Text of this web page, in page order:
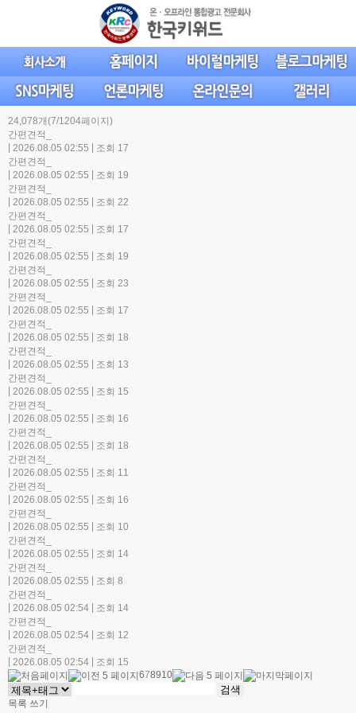
24,078개(7/1204페이지)
간편견적_
| 2026.08.05 02:55 | 조회 17
간편견적_
| 2026.08.05 02:55 | 조회 19
간편견적_
| 2026.08.05 02:55 | 조회 22
간편견적_
| 2026.08.05 02:55 | 조회 17
간편견적_
| 2026.08.05 02:55 | 조회 19
간편견적_
| 2026.08.05 02:55 | 조회 23
간편견적_
| 2026.08.05 02:55 | 조회 17
간편견적_
| 2026.08.05 02:55 | 조회 18
간편견적_
| 2026.08.05 02:55 | 조회 13
간편견적_
| 2026.08.05 02:55 | 조회 15
간편견적_
| 2026.08.05 02:55 | 조회 16
간편견적_
| 2026.08.05 02:55 | 조회 18
간편견적_
| 2026.08.05 02:55 | 조회 11
간편견적_
| 2026.08.05 02:55 | 조회 16
간편견적_
| 2026.08.05 02:55 | 조회 10
간편견적_
| 2026.08.05 02:55 | 조회 14
간편견적_
| 2026.08.05 02:55 | 조회 8
간편견적_
| 2026.08.05 02:54 | 조회 14
간편견적_
| 2026.08.05 02:54 | 조회 12
간편견적_
| 2026.08.05 02:54 | 조회 15
678910
목록 쓰기